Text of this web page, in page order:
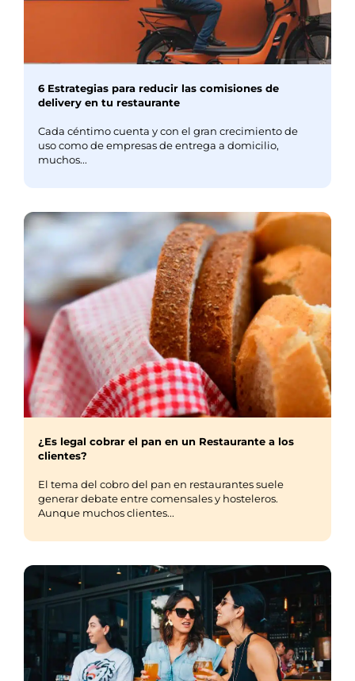
6 Estrategias para reducir las comisiones de
delivery en tu restaurante
Cada céntimo cuenta y con el gran crecimiento de
uso como de empresas de entrega a domicilio,
muchos...
¿Es legal cobrar el pan en un Restaurante a los
clientes?
El tema del cobro del pan en restaurantes suele
generar debate entre comensales y hosteleros.
Aunque muchos clientes...